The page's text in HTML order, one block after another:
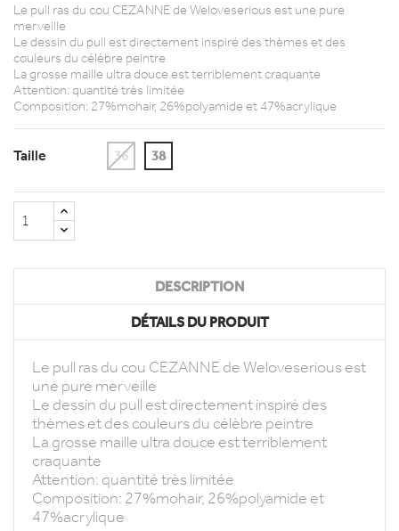
Le pull ras du cou CEZANNE de Weloveserious est une pure
merveille
Le dessin du pull est directement inspiré des thèmes et des
couleurs du célèbre peintre
La grosse maille ultra douce est terriblement craquante
Attention: quantité très limitée
Composition: 27%mohair, 26%polyamide et 47%acrylique
Taille 36 38
DESCRIPTION
DÉTAILS DU PRODUIT
Le pull ras du cou CEZANNE de Weloveserious est
une pure merveille
Le dessin du pull est directement inspiré des
thèmes et des couleurs du célèbre peintre
La grosse maille ultra douce est terriblement
craquante
Attention: quantité très limitée
Composition: 27%mohair, 26%polyamide et
47%acrylique